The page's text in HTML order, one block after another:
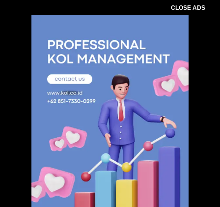
CLOSE ADS